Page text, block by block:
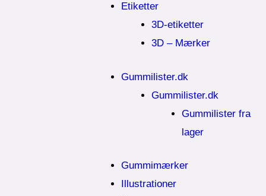
Etiketter
3D-etiketter
3D – Mærker
Gummilister.dk
Gummilister.dk
Gummilister fra
lager
Gummimærker
Illustrationer